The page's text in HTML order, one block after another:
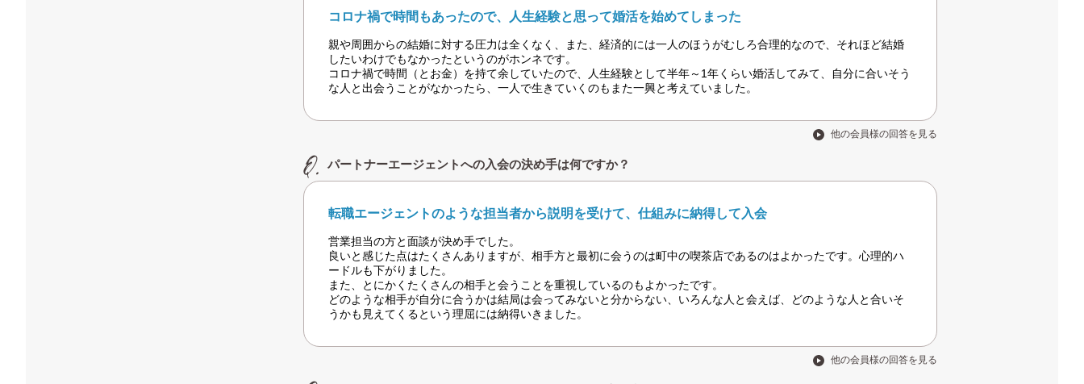
コロナ禍で時間もあったので、人生経験と思って婚活を始めてしまった
親や周囲からの結婚に対する圧力は全くなく、また、経済的には一人のほうがむしろ合理的なので、それほど結婚
したいわけでもなかったというのがホンネです。
コロナ禍で時間（とお金）を持て余していたので、人生経験として半年～1年くらい婚活してみて、自分に合いそう
な人と出会うことがなかったら、一人で生きていくのもまた一興と考えていました。
他の会員様の回答を見る
パートナーエージェントへの入会の決め手は何ですか？
転職エージェントのような担当者から説明を受けて、仕組みに納得して入会
営業担当の方と面談が決め手でした。
良いと感じた点はたくさんありますが、相手方と最初に会うのは町中の喫茶店であるのはよかったです。心理的ハ
ードルも下がりました。
また、とにかくたくさんの相手と会うことを重視しているのもよかったです。
どのような相手が自分に合うかは結局は会ってみないと分からない、いろんな人と会えば、どのような人と合いそ
うかも見えてくるという理屈には納得いきました。
他の会員様の回答を見る